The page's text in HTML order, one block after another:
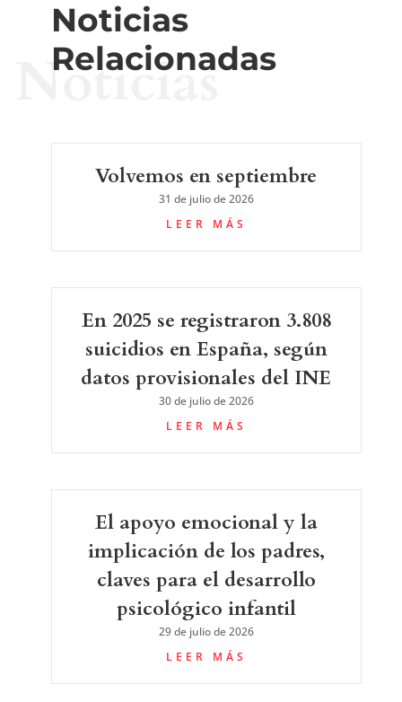
Noticias
Relacionadas
Noticias
Volvemos en septiembre
31 de julio de 2026
LEER MÁS
En 2025 se registraron 3.808
suicidios en España, según
datos provisionales del INE
30 de julio de 2026
LEER MÁS
El apoyo emocional y la
implicación de los padres,
claves para el desarrollo
psicológico infantil
29 de julio de 2026
LEER MÁS